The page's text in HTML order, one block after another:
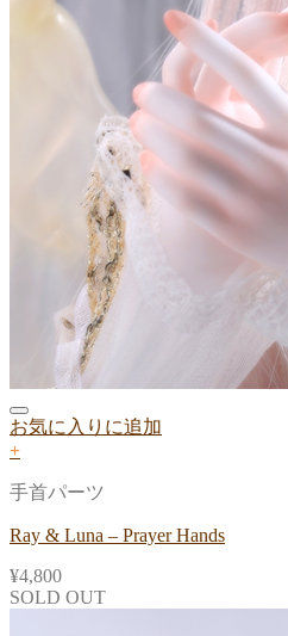
お気に入りに追加
+
手首パーツ
Ray & Luna – Prayer Hands
¥4,800
SOLD OUT